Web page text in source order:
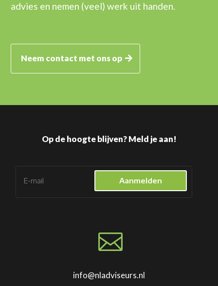
advies en nemen (veel) werk uit handen.
Neem contact met ons op
Op de hoogte blijven? Meld je aan!
Aanmelden

info@nladviseurs.nl